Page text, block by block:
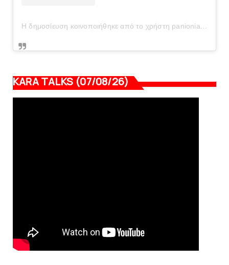
Η δημοσίευση κοινοποιήθηκε από το χρήστη panionianea.gr (@panionianea.gr)
KARA TALKS (07/08/26)